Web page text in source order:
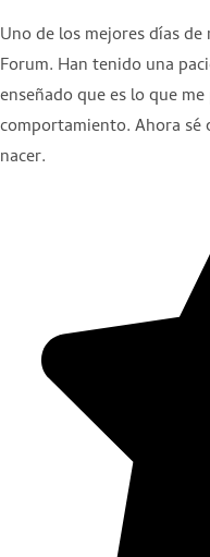
Uno de los mejores días
Forum. Han tenido una
enseñado que es lo que
comportamiento. Ahora sé
nacer.